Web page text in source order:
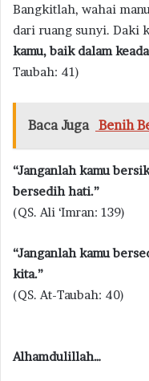
Bangkitlah, wahai
dari ruang sunyi. Daki
kamu, baik dalam
Taubah: 41)
Baca Juga Benih
“Janganlah kamu
bersedih hati.”
(QS. Ali ‘Imran: 139)
“Janganlah kamu
kita.”
(QS. At-Taubah: 40)
Alhamdulillah…